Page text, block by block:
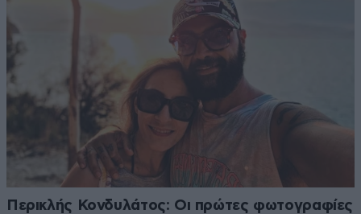
Περικλής Κονδυλάτος: Οι πρώτες φωτογραφίες